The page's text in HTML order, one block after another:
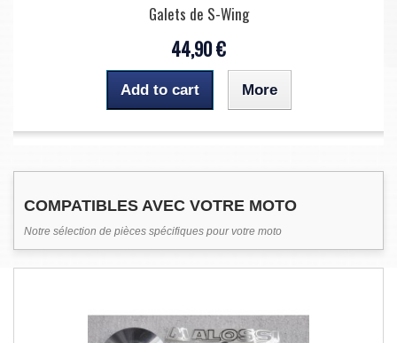
Galets de S-Wing
44,90 €
Add to cart More
COMPATIBLES AVEC VOTRE MOTO
Notre sélection de pièces spécifiques pour votre moto